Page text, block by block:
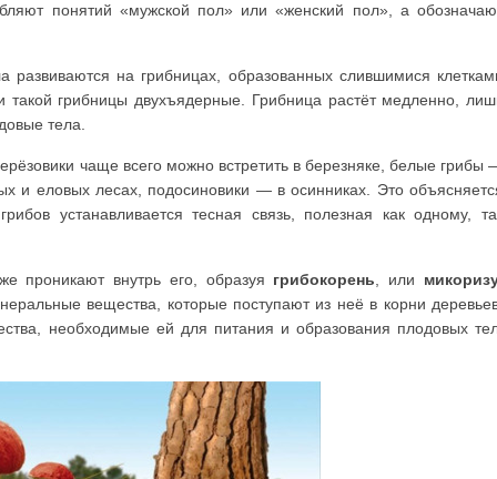
понятий «мужской пол» или «женский пол», а
на грибницах, образованных слившимися
грибницы двухъядерные. Грибница растёт медленно,
тела.
чаще всего можно встретить в березняке, белые грибы
и еловых лесах, подосиновики — в осинниках. Это
устанавливается тесная связь, полезная как одному,
проникают внутрь его, образуя грибокорень , или
вещества, которые поступают из неё в корни
необходимые ей для питания и образования плодовых